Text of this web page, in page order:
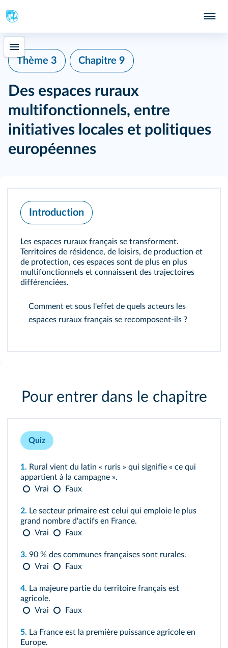
Thème 3 Chapitre 9
Des espaces ruraux
multifonctionnels, entre
initiatives locales et politiques
européennes
Introduction
Les espaces ruraux français se transforment.
Territoires de résidence, de loisirs, de production et
de protection, ces espaces sont de plus en plus
multifonctionnels et connaissent des trajectoires
différenciées.
Comment et sous l'effet de quels acteurs les
espaces ruraux français se recomposent-ils ?
Pour entrer dans le chapitre
Quiz
1. Rural vient du latin « ruris » qui signifie « ce qui
appartient à la campagne ».
Vrai
Faux
2. Le secteur primaire est celui qui emploie le plus
grand nombre d'actifs en France.
Vrai
Faux
3. 90 % des communes françaises sont rurales.
Vrai
Faux
4. La majeure partie du territoire français est
agricole.
Vrai
Faux
5. La France est la première puissance agricole en
Europe.